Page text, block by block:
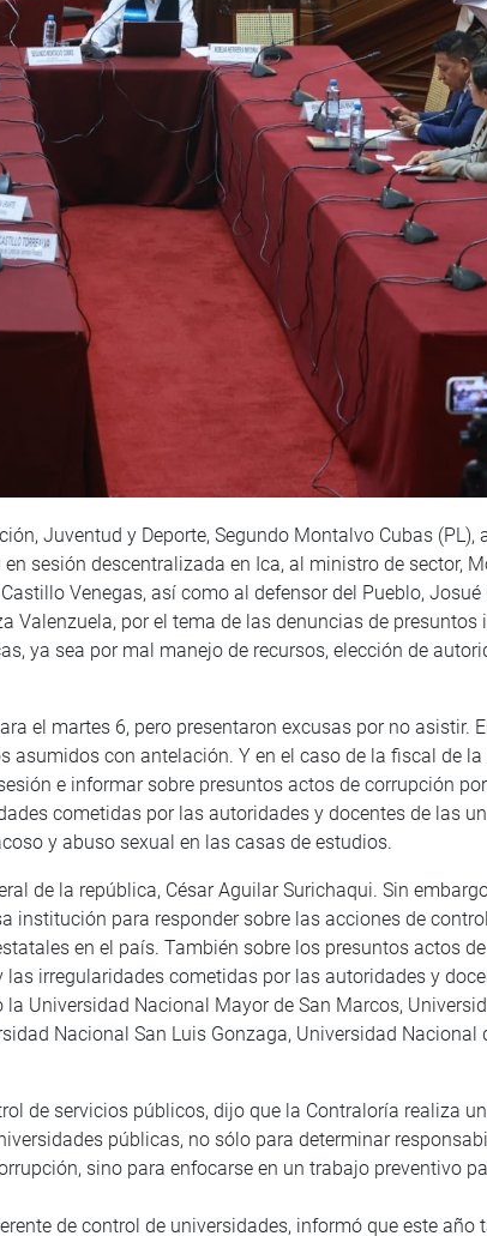
Juventud y Deporte, Segundo Montalvo Cubas (PL),
sesión descentralizada en Ica, al ministro de sector,
Venegas, así como al defensor del Pueblo, Josué
Valenzuela, por el tema de las denuncias de presuntos
ya sea por mal manejo de recursos, elección de
el martes 6, pero presentaron excusas por no asistir.
asumidos con antelación. Y en el caso de la fiscal de
e informar sobre presuntos actos de corrupción
cometidas por las autoridades y docentes de las
y abuso sexual en las casas de estudios.
de la república, César Aguilar Surichaqui. Sin
institución para responder sobre las acciones de
en el país. También sobre los presuntos actos
irregularidades cometidas por las autoridades y
Universidad Nacional Mayor de San Marcos,
Nacional San Luis Gonzaga, Universidad Nacional
de servicios públicos, dijo que la Contraloría realiza
públicas, no sólo para determinar
sino para enfocarse en un trabajo preventivo
de control de universidades, informó que este año